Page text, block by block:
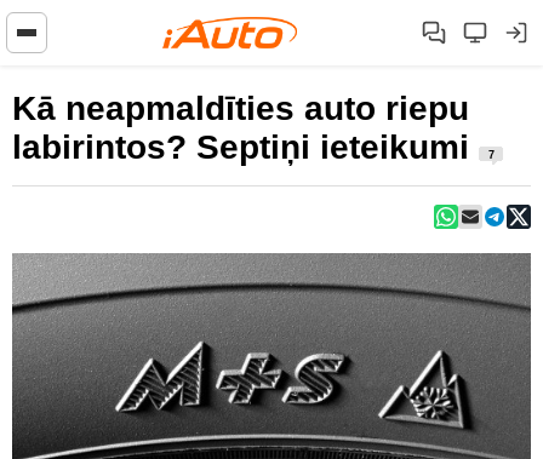
Kā neapmaldīties auto riepu
labirintos? Septiņi ieteikumi
7